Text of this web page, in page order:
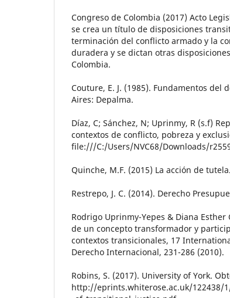
Congreso de Colombia (2017) Acto
se crea un título de disposiciones
terminación del conflicto armado y la
duradera y se dictan otras
Colombia.
Couture, E. J. (1985). Fundamentos del
Aires: Depalma.
Díaz, C; Sánchez, N; Uprinmy, R (s.f)
contextos de conflicto, pobreza y
file:///C:/Users/NVC68/Downloads/
Quinche, M.F. (2015) La acción de
Restrepo, J. C. (2014). Derecho
Rodrigo Uprinmy-Yepes & Diana
de un concepto transformador y
contextos transicionales, 17
Derecho Internacional, 231-286 (2010).
Robins, S. (2017). University of York.
http://eprints.whiterose.ac.uk/122438/